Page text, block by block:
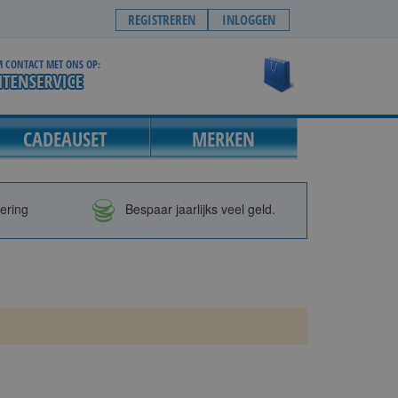
REGISTREREN INLOGGEN
CONTACT MET ONS OP:
CADEAUSET MERKEN
Bespaar jaarlijks veel geld.